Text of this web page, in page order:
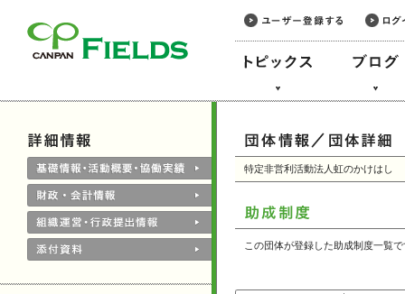
特定非営利活動法人虹のかけはし
この団体が登録した助成制度一覧